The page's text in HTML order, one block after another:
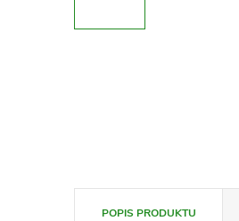
POPIS PRODUKTU